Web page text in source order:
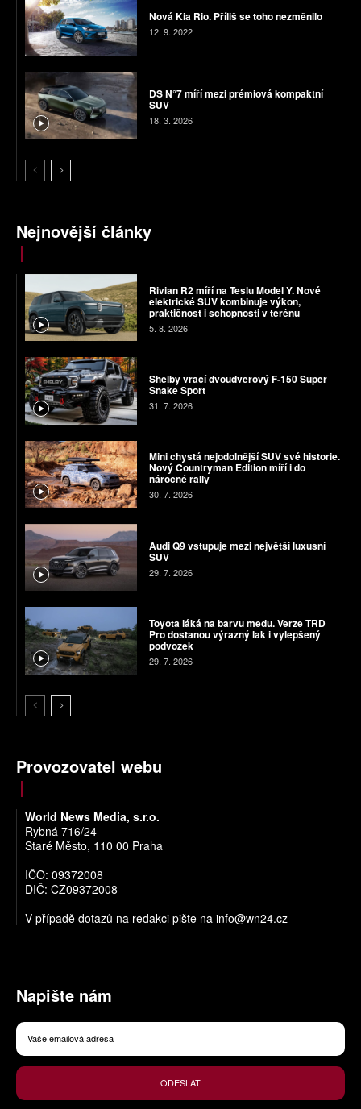
Nová Kia Rio. Příliš se toho nezměnilo
12. 9. 2022
DS N°7 míří mezi prémiová kompaktní
SUV
18. 3. 2026
Nejnovější články
Rivian R2 míří na Teslu Model Y. Nové
elektrické SUV kombinuje výkon,
praktičnost i schopnosti v terénu
5. 8. 2026
Shelby vrací dvoudveřový F-150 Super
Snake Sport
31. 7. 2026
Mini chystá nejodolnější SUV své historie.
Nový Countryman Edition míří i do
náročné rally
30. 7. 2026
Audi Q9 vstupuje mezi největší luxusní
SUV
29. 7. 2026
Toyota láká na barvu medu. Verze TRD
Pro dostanou výrazný lak i vylepšený
podvozek
29. 7. 2026
Provozovatel webu
World News Media, s.r.o.
Rybná 716/24
Staré Město, 110 00 Praha
IČO: 09372008
DIČ: CZ09372008
V případě dotazů na redakci pište na info@wn24.cz
Napište nám
ODESLAT